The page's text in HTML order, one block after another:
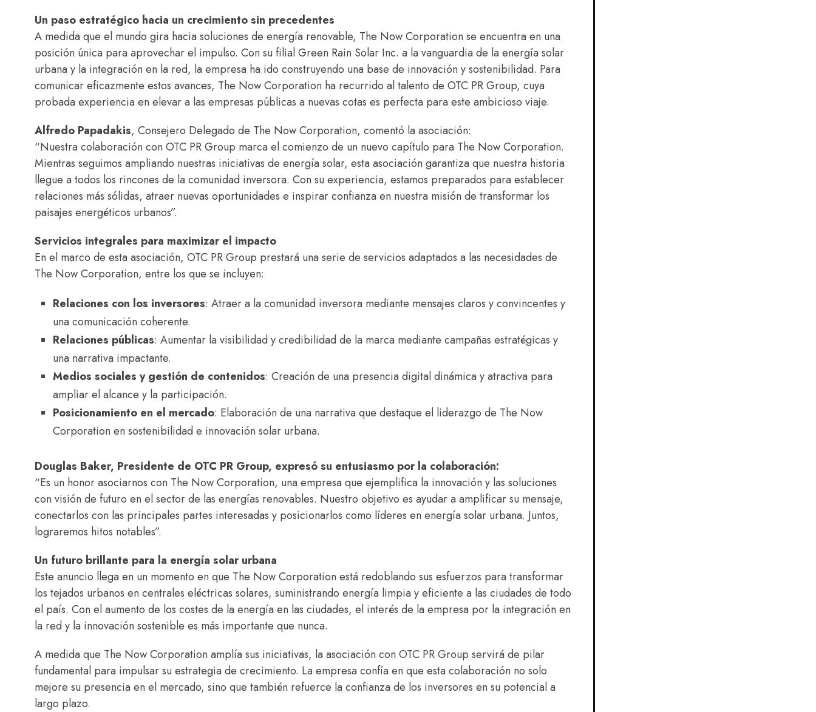
Un paso estratégico hacia un crecimiento sin precedentes
A medida que el mundo gira hacia soluciones de energía renovable, The Now Corporation se encuentra en una
posición única para aprovechar el impulso. Con su filial Green Rain Solar Inc. a la vanguardia de la energía solar
urbana y la integración en la red, la empresa ha ido construyendo una base de innovación y sostenibilidad. Para
comunicar eficazmente estos avances, The Now Corporation ha recurrido al talento de OTC PR Group, cuya
probada experiencia en elevar a las empresas públicas a nuevas cotas es perfecta para este ambicioso viaje.
Alfredo Papadakis, Consejero Delegado de The Now Corporation, comentó la asociación:
“Nuestra colaboración con OTC PR Group marca el comienzo de un nuevo capítulo para The Now Corporation.
Mientras seguimos ampliando nuestras iniciativas de energía solar, esta asociación garantiza que nuestra historia
llegue a todos los rincones de la comunidad inversora. Con su experiencia, estamos preparados para establecer
relaciones más sólidas, atraer nuevas oportunidades e inspirar confianza en nuestra misión de transformar los
paisajes energéticos urbanos”.
Servicios integrales para maximizar el impacto
En el marco de esta asociación, OTC PR Group prestará una serie de servicios adaptados a las necesidades de
The Now Corporation, entre los que se incluyen:
Relaciones con los inversores: Atraer a la comunidad inversora mediante mensajes claros y convincentes y
una comunicación coherente.
Relaciones públicas: Aumentar la visibilidad y credibilidad de la marca mediante campañas estratégicas y
una narrativa impactante.
Medios sociales y gestión de contenidos: Creación de una presencia digital dinámica y atractiva para
ampliar el alcance y la participación.
Posicionamiento en el mercado: Elaboración de una narrativa que destaque el liderazgo de The Now
Corporation en sostenibilidad e innovación solar urbana.
Douglas Baker, Presidente de OTC PR Group, expresó su entusiasmo por la colaboración:
“Es un honor asociarnos con The Now Corporation, una empresa que ejemplifica la innovación y las soluciones
con visión de futuro en el sector de las energías renovables. Nuestro objetivo es ayudar a amplificar su mensaje,
conectarlos con las principales partes interesadas y posicionarlos como líderes en energía solar urbana. Juntos,
lograremos hitos notables”.
Un futuro brillante para la energía solar urbana
Este anuncio llega en un momento en que The Now Corporation está redoblando sus esfuerzos para transformar
los tejados urbanos en centrales eléctricas solares, suministrando energía limpia y eficiente a las ciudades de todo
el país. Con el aumento de los costes de la energía en las ciudades, el interés de la empresa por la integración en
la red y la innovación sostenible es más importante que nunca.
A medida que The Now Corporation amplía sus iniciativas, la asociación con OTC PR Group servirá de pilar
fundamental para impulsar su estrategia de crecimiento. La empresa confía en que esta colaboración no solo
mejore su presencia en el mercado, sino que también refuerce la confianza de los inversores en su potencial a
largo plazo.